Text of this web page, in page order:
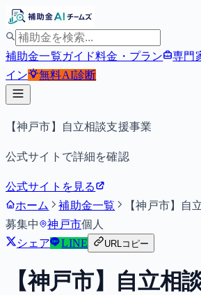
補助金一覧ガイド料金・プラン 専門
イン
無料AI診断
【神戸市】自立相談支援事業
公式サイトで詳細を確認
公式サイトを見る
ホーム
補助金一覧
【神戸市】自
募集中
神戸市個人
シェア
LINE URLコピー
【神戸市】自立相